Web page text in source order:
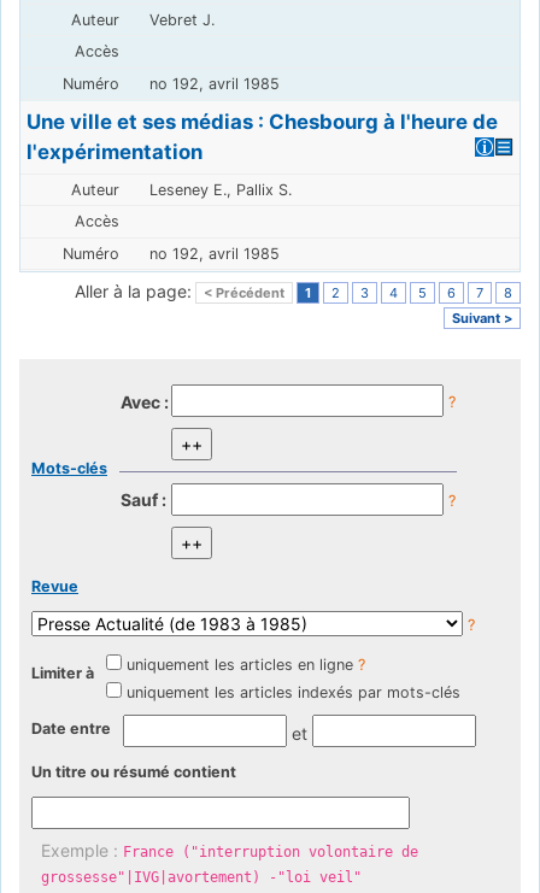
Vebret J.
no 192, avril 1985
Une ville et ses médias : Chesbourg à l'heure de
l'expérimentation
Leseney E., Pallix S.
no 192, avril 1985
Aller à la page: < Précédent 1 2 3 4 5 6 7
8
Suivant >
Mots-clés
Avec : ?
Sauf : ?
Revue
?
Limiter à uniquement les articles en ligne ?
uniquement les articles indexés par mots-clés
Date entre et
Un titre ou résumé contient
Exemple : France ("interruption volontaire de
grossesse"|IVG|avortement) -"loi veil"